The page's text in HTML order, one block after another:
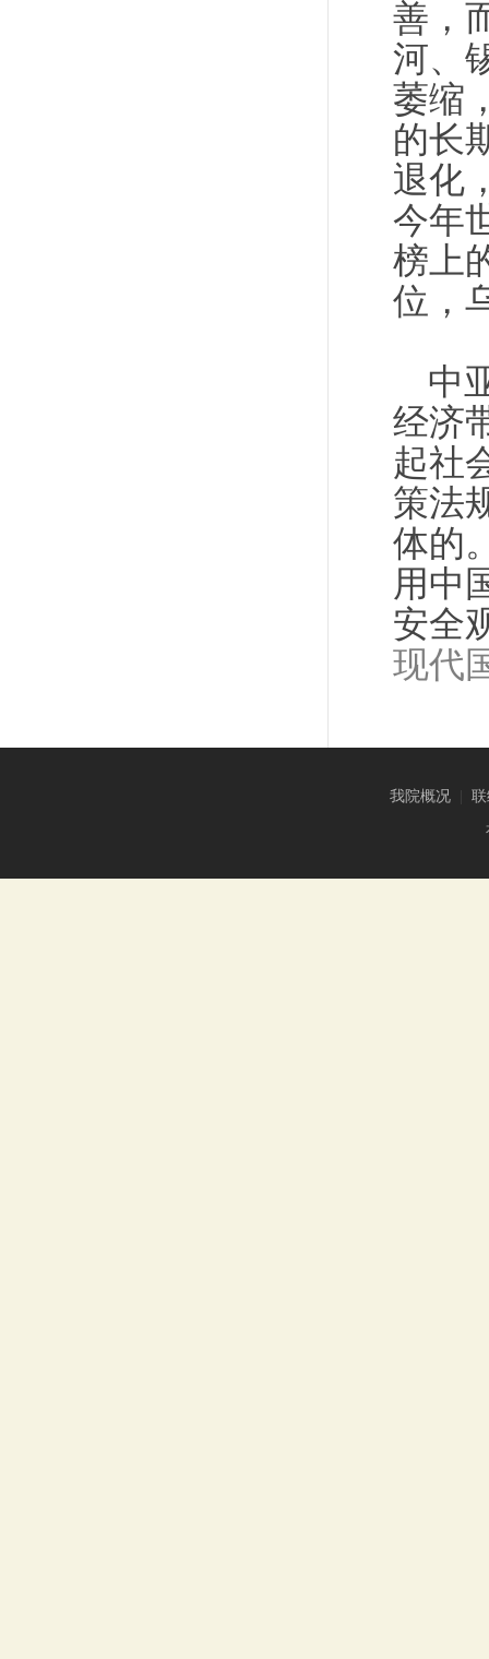
善，
河、
萎缩
的长
退化
今年
榜上
位，
中
经济
起社
策法
体的
用中
安全
现代
我院概况